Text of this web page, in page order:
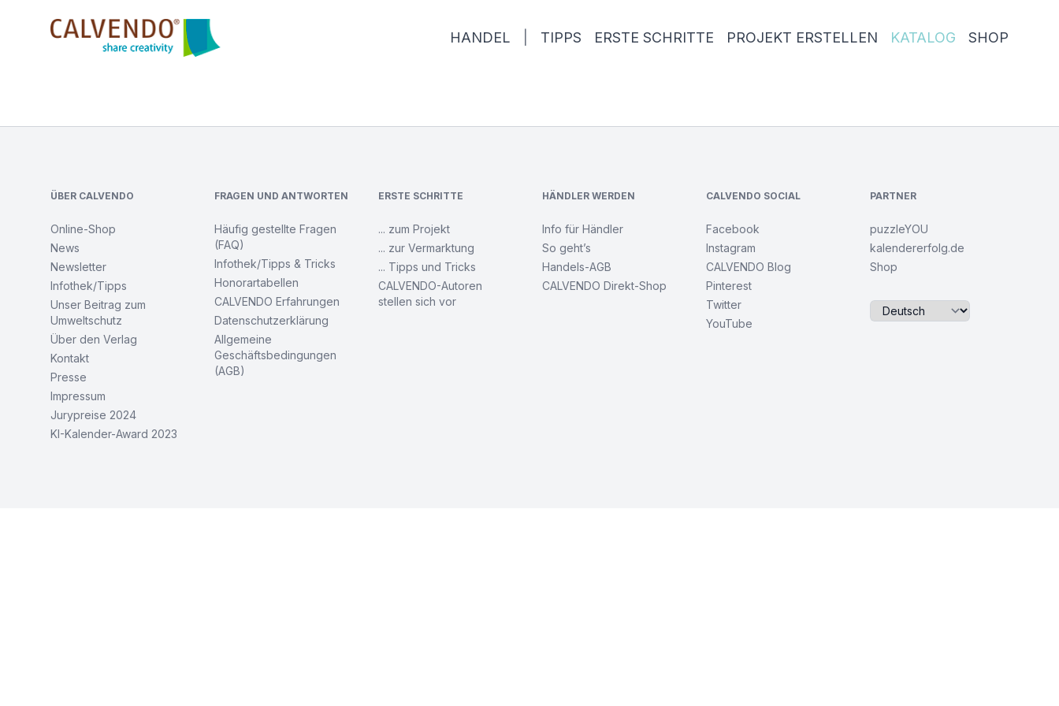
Calvendo
HANDEL TIPPS ERSTE SCHRITTE PROJEKT ERSTELLEN KATALOG SHOP
ÜBER CALVENDO
Online-Shop
News
Newsletter
Infothek/Tipps
Unser Beitrag zum
Umweltschutz
Über den Verlag
Kontakt
Presse
Impressum
Jurypreise 2024
KI-Kalender-Award 2023
FRAGEN UND ANTWORTEN
Häufig gestellte Fragen
(FAQ)
Infothek/Tipps & Tricks
Honorartabellen
CALVENDO Erfahrungen
Datenschutzerklärung
Allgemeine
Geschäftsbedingungen
(AGB)
ERSTE SCHRITTE
... zum Projekt
... zur Vermarktung
... Tipps und Tricks
CALVENDO-Autoren
stellen sich vor
HÄNDLER WERDEN
Info für Händler
So geht’s
Handels-AGB
CALVENDO Direkt-Shop
CALVENDO SOCIAL
Facebook
Instagram
CALVENDO Blog
Pinterest
Twitter
YouTube
PARTNER
puzzleYOU
kalendererfolg.de
Shop